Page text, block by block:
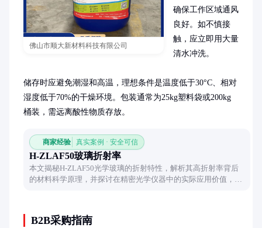
佛山市顺大新材料科技有限公司
确保工作区域通风
良好。如不慎接
触，应立即用大量
清水冲洗。
储存时应避免潮湿和高温，理想条件是温度低于30°C、相对
湿度低于70%的干燥环境。包装通常为25kg塑料袋或200kg
桶装，需远离酸性物质存放。
商家经验 真实案例 · 安全可信
H-ZLAF50玻璃折射率
本文揭秘H-ZLAF50光学玻璃的折射特性，解析其高折射率背后
的材料科学原理，并探讨在精密光学仪器中的实际应用价值，带
B2B采购指南